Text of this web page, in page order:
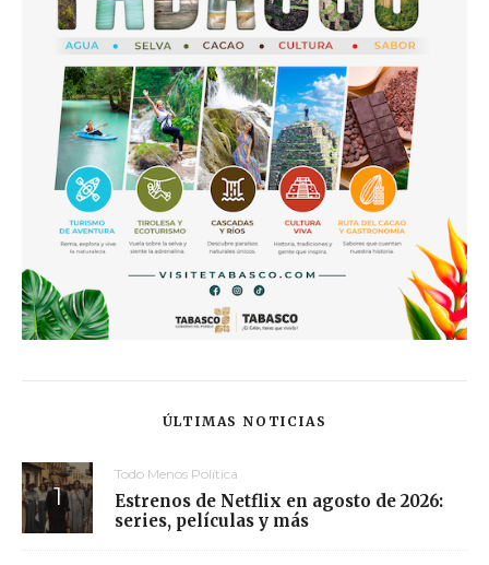
ÚLTIMAS NOTICIAS
Todo Menos Política
Estrenos de Netflix en agosto de 2026:
series, películas y más